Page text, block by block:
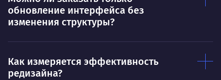
Ты — это то, что ты делаешь. Этим всё
сказано.
О
обновление интерфейса без
изменения структуры?
Как измеряется эффективность
редизайна?